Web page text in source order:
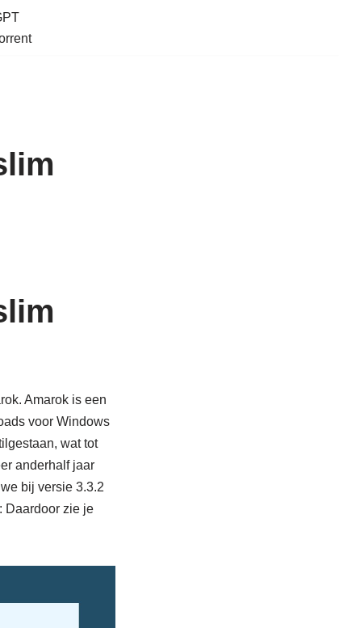
Amarok is een
voor Windows
wat tot
anderhalf jaar
bij versie 3.3.2
Daardoor zie je